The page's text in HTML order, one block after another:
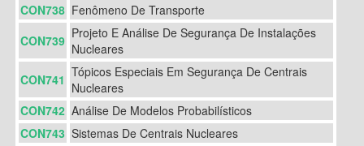
CON738 Fenômeno De Transporte
CON739 Projeto E Análise De Segurança De Instalações
Nucleares
CON741 Tópicos Especiais Em Segurança De Centrais
Nucleares
CON742 Análise De Modelos Probabilísticos
CON743 Sistemas De Centrais Nucleares